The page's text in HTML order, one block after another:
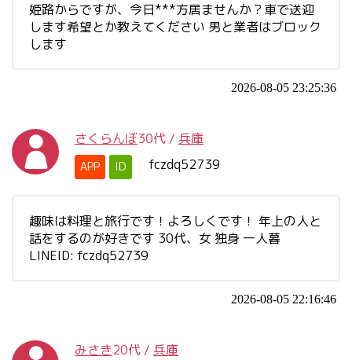
姫路からですが、今日***方居ませんか？車で送迎
します希望とか教えてください 男と業者はブロック
します
2026-08-05 23:25:36
さくらんぼ30代 / 兵庫
APP ID fczdq52739
趣味は料理と旅行です！よろしくです！ 年上の人と
話をするのが好きです 30代、女 独身 一人暮
LINEID: fczdq52739
2026-08-05 22:16:46
みさき20代 / 兵庫